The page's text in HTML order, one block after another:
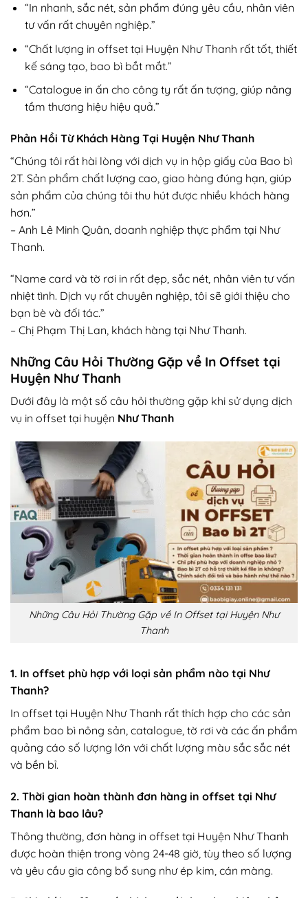
“In nhanh, sắc nét, sản phẩm đúng yêu cầu, nhân viên
tư vấn rất chuyên nghiệp.”
“Chất lượng in offset tại Huyện Như Thanh rất tốt, thiết
kế sáng tạo, bao bì bắt mắt.”
“Catalogue in ấn cho công ty rất ấn tượng, giúp nâng
tầm thương hiệu hiệu quả.”
Phản Hồi Từ Khách Hàng Tại Huyện Như Thanh
“Chúng tôi rất hài lòng với dịch vụ in hộp giấy của Bao bì
2T. Sản phẩm chất lượng cao, giao hàng đúng hạn, giúp
sản phẩm của chúng tôi thu hút được nhiều khách hàng
hơn.”
– Anh Lê Minh Quân, doanh nghiệp thực phẩm tại Như
Thanh.
“Name card và tờ rơi in rất đẹp, sắc nét, nhân viên tư vấn
nhiệt tình. Dịch vụ rất chuyên nghiệp, tôi sẽ giới thiệu cho
bạn bè và đối tác.”
– Chị Phạm Thị Lan, khách hàng tại Như Thanh.
Những Câu Hỏi Thường Gặp về In Offset tại
Huyện Như Thanh
Dưới đây là một số câu hỏi thường gặp khi sử dụng dịch
vụ in offset tại huyện Như Thanh
Những Câu Hỏi Thường Gặp về In Offset tại Huyện Như
Thanh
1. In offset phù hợp với loại sản phẩm nào tại Như
Thanh?
In offset tại Huyện Như Thanh rất thích hợp cho các sản
phẩm bao bì nông sản, catalogue, tờ rơi và các ấn phẩm
quảng cáo số lượng lớn với chất lượng màu sắc sắc nét
và bền bỉ.
2. Thời gian hoàn thành đơn hàng in offset tại Như
Thanh là bao lâu?
Thông thường, đơn hàng in offset tại Huyện Như Thanh
được hoàn thiện trong vòng 24-48 giờ, tùy theo số lượng
và yêu cầu gia công bổ sung như ép kim, cán màng.